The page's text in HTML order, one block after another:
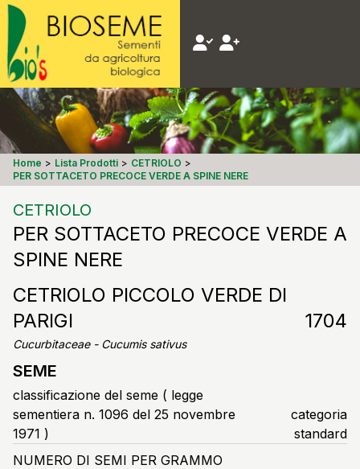
Home > Lista Prodotti > CETRIOLO >
PER SOTTACETO PRECOCE VERDE A SPINE NERE
CETRIOLO
PER SOTTACETO PRECOCE VERDE A
SPINE NERE
CETRIOLO PICCOLO VERDE DI
PARIGI
1704
Cucurbitaceae - Cucumis sativus
SEME
classificazione del seme ( legge
sementiera n. 1096 del 25 novembre
1971 )
categoria
standard
NUMERO DI SEMI PER GRAMMO